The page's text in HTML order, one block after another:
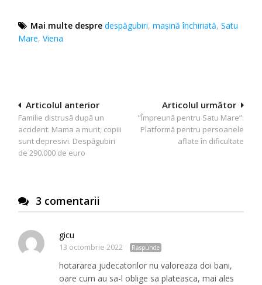
Mai multe despre despăgubiri,mașină închiriată,Satu
Mare,Viena
Navigare
în
articole
Articolul următor
”Împreună pentru Satu Mare”:
Platformă pentru persoanele
aflate în dificultate
Articolul anterior
Familie distrusă după un
accident. Mama a murit, copiii
sunt depresivi. Despăgubiri
de 290.000 de euro
3 comentarii
gicu
13 octombrie 2022 Răspunde
hotararea judecatorilor nu valoreaza doi bani,
oare cum au sa-l oblige sa plateasca, mai ales